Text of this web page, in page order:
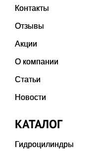
Контакты
Отзывы
Акции
О компании
Статьи
Новости
КАТАЛОГ
Гидроцилиндры